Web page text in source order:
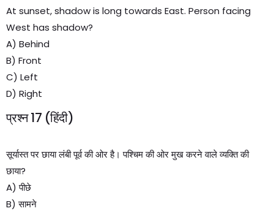
At sunset, shadow is long towards East. Person facing
West has shadow?
A) Behind
B) Front
C) Left
D) Right
प्रश्न 17 (हिंदी)
सूर्यास्त पर छाया लंबी पूर्व की ओर है। पश्चिम की ओर मुख करने वाले व्यक्ति की
छाया?
A) पीछे
B) सामने